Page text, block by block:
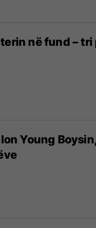
në fund – tri
Young